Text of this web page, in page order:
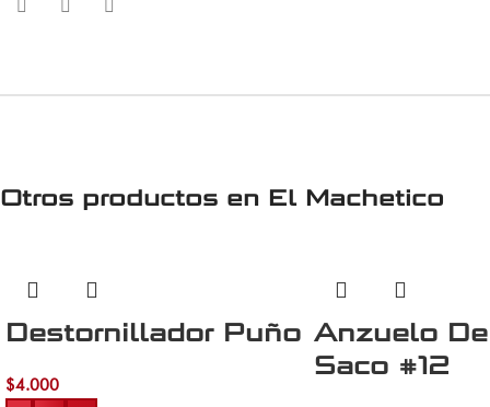
Otros productos en El Machetico
Destornillador Puño
$4.000
Anzuelo
Saco #12